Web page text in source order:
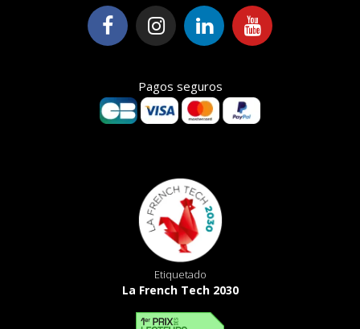
Pagos seguros
Etiquetado
La French Tech 2030